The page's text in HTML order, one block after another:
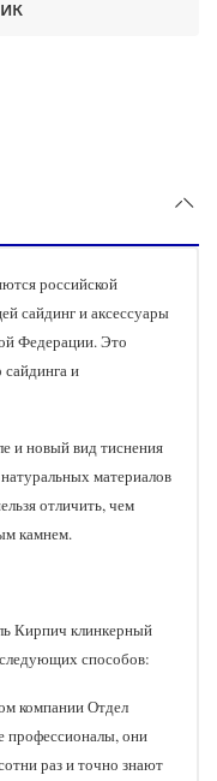
российской
сайдинг и аксессуары
Федерации. Это
и
и новый вид тиснения
материалов
отличить, чем
камнем.
Кирпич клинкерный
способов:
компании Отдел
профессионалы, они
раз и точно знают